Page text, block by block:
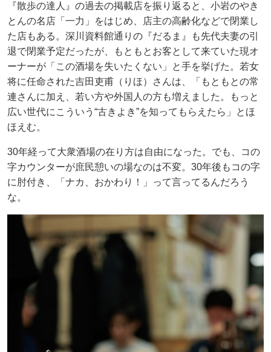
『散歩の達人』の過去の掲載店を振り返ると、小岩のやき
とんの名店「一力」をはじめ、店主の高齢化などで閉業し
た店もある。深川資料館通りの『だるま』も先代夫妻の引
退で閉業予定だったが、もともとお客として来ていた現オ
ーナーが「この酒場を失いたくない」と手を挙げた。若女
将に任命された吉田吏甫（りほ）さんは、「もともとの常
連さんに加え、若い方や外国人の方も増えました。もっと
広い世代にこういう“古きよき”を知ってもらえたら」とほ
ほえむ。
30年経って大衆酒場の在り方は自由になった。でも、コの
字カウンターが庶民憩いの場なのは不変。30年後もコの字
に肘付き、「ナカ、おかわり！」って言ってるんだろう
な。